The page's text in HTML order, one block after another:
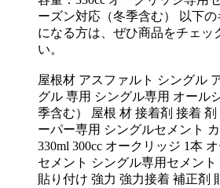
ーズン対応（冬季含む） 以下
になる方は、ぜひ商品をチェッ
い。
屋根材 アスファルト シングル
グル 専用 シングル専用 オール
季含む） 屋根 材 接着剤 接着
ーパー専用 シングルセメント
330ml 300cc オークリッジ 1本
セメント シングル専用セメント
貼り付け 強力 強力接着 補正剤